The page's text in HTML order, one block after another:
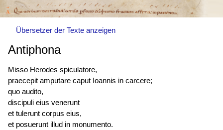
Übersetzer der Texte anzeigen
Antiphona
Misso Herodes spiculatore,
praecepit amputare caput Ioannis in carcere;
quo audito,
discipuli eius venerunt
et tulerunt corpus eius,
et posuerunt illud in monumento.